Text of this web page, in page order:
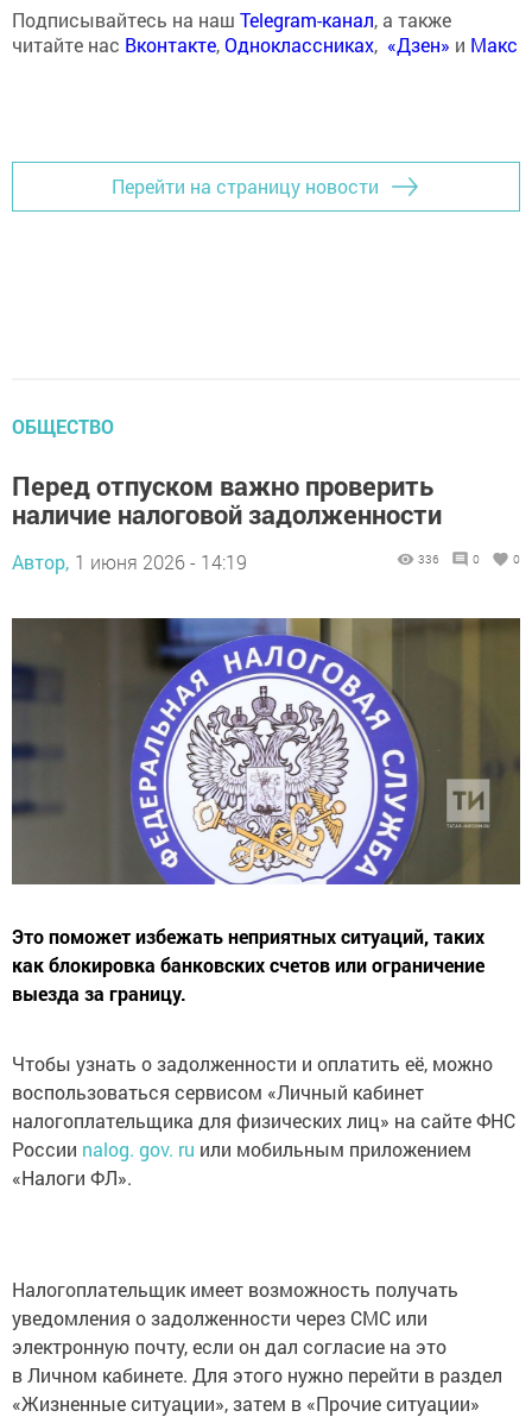
Подписывайтесь на наш Telegram-канал, а также
читайте нас Вконтакте,Одноклассниках, «Дзен» и Макс
Перейти на страницу новости
ОБЩЕСТВО
Перед отпуском важно проверить
наличие налоговой задолженности
Автор, 1 июня 2026 - 14:19 336 0 0
Это поможет избежать неприятных ситуаций, таких
как блокировка банковских счетов или ограничение
выезда за границу.
Чтобы узнать о задолженности и оплатить её, можно
воспользоваться сервисом «Личный кабинет
налогоплательщика для физических лиц» на сайте ФНС
России nalog. gov. ru или мобильным приложением
«Налоги ФЛ».
Налогоплательщик имеет возможность получать
уведомления о задолженности через СМС или
электронную почту, если он дал согласие на это
в Личном кабинете. Для этого нужно перейти в раздел
«Жизненные ситуации», затем в «Прочие ситуации»